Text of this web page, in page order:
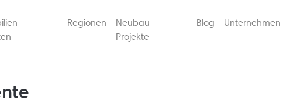
Regionen
Neubau-
Projekte
Blog Unternehmen